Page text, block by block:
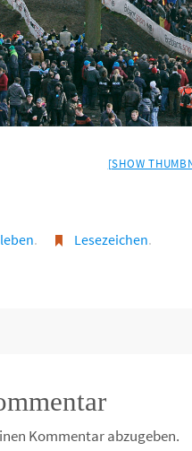
[SHOW
. Lesezeichen.
Kommentar abzugeben.